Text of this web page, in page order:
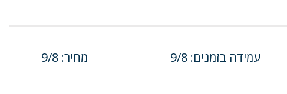
עמידה בזמנים: 9/8 מחיר: 9/8